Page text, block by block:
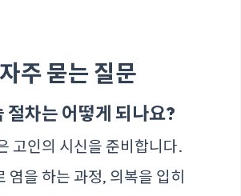
주 묻는 질문
절차는 어떻게 되나요?
고인의 시신을 준비합니다.
염을 하는 과정, 의복을 입히